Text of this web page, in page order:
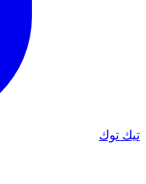
تيك توك